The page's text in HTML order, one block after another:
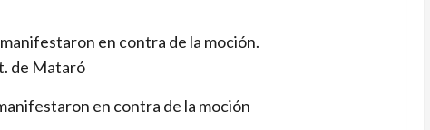
en contra de la moción